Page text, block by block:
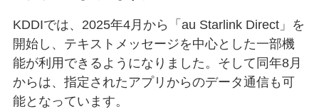
KDDIでは、2025年4月から「au Starlink Direct」を
開始し、テキストメッセージを中心とした一部機
能が利用できるようになりました。そして同年8月
からは、指定されたアプリからのデータ通信も可
能となっています。